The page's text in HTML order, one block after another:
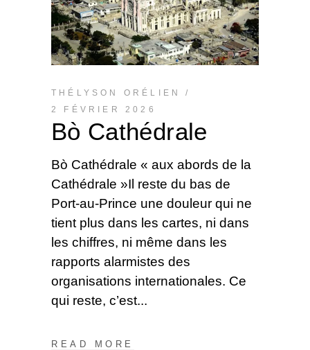
THÉLYSON ORÉLIEN
2 FÉVRIER 2026
Bò Cathédrale
Bò Cathédrale « aux abords de la
Cathédrale »Il reste du bas de
Port-au-Prince une douleur qui ne
tient plus dans les cartes, ni dans
les chiffres, ni même dans les
rapports alarmistes des
organisations internationales. Ce
qui reste, c’est
READ MORE